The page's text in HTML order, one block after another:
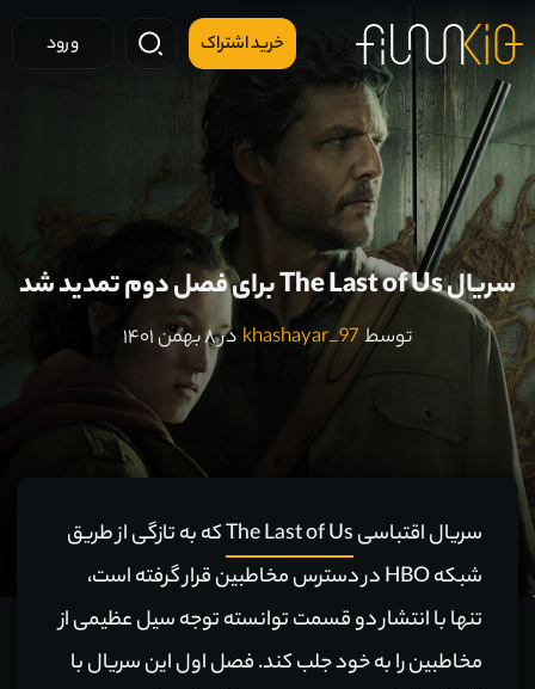
خرید اشتراک ورود
سریال The Last of Us برای فصل دوم تمدید شد
توسطkhashayar_97 در ۸ بهمن ۱۴۰۱
سریال اقتباسیThe Last of Usکه به تازگی از طریق
شبکه HBO در دسترس مخاطبین قرار گرفته است،
تنها با انتشار دو قسمت توانسته توجه سیل عظیمی از
مخاطبین را به خود جلب کند. فصل اول این سریال با